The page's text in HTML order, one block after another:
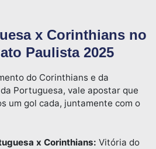
x Corinthians no
Paulista 2025
do Corinthians e da
Portuguesa, vale apostar que
um gol cada, juntamente com o
x Corinthians: Vitória do